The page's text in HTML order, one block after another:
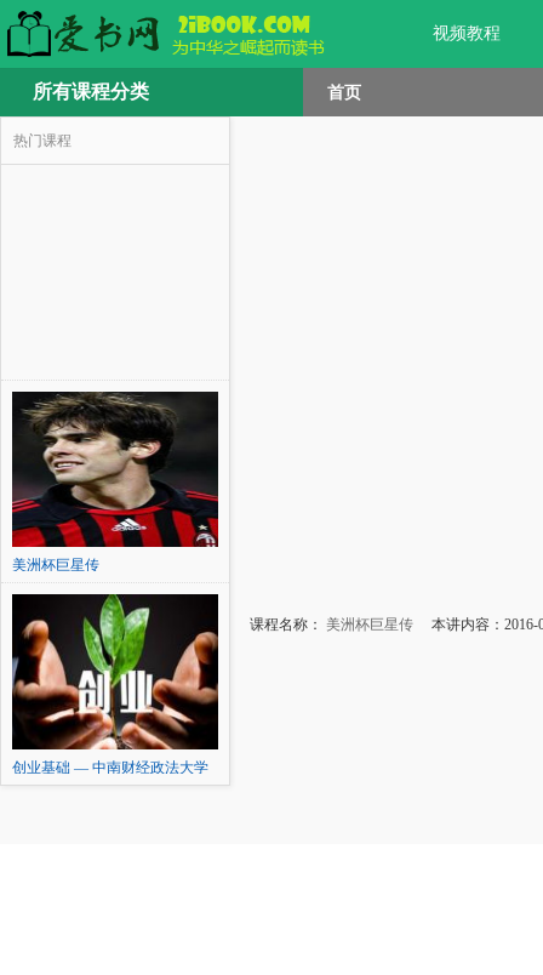
视频教程
所有课程分类 首页
热门课程
美洲杯巨星传
创业基础 — 中南财经政法大学
课程名称： 美洲杯巨星传 本讲内容：2016-